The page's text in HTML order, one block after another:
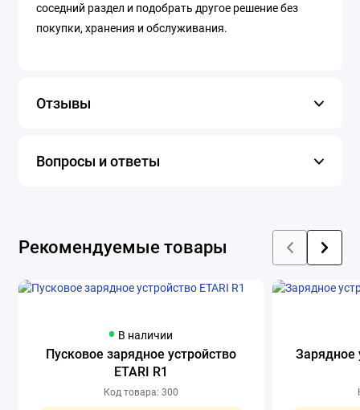
соседний раздел и подобрать другое решение без
покупки, хранения и обслуживания.
Отзывы
Вопросы и ответы
Рекомендуемые товары
В наличии
Пусковое зарядное устройство
ETARI R1
Код товара: 300
Зарядное